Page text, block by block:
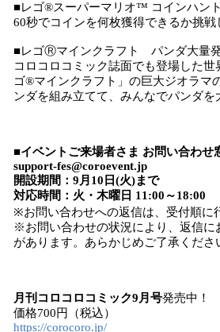
■レゴ®スーパーマリオ™ コインハン
60秒でコインを何枚獲得できるか挑戦
■レゴⓇマインクラフト パンダ大量
コロコロコミック誌面でも登場した
ゴ®マインクラフト」の巨大ジオラマ
ンダを組み立てて、みんなでパンダを
■イベントご来場者さま お問い合わせ
support-fes@coroevent.jp
開設期間：9月10日(火)まで
対応時間：火・木曜日 11:00～18:00
※お問い合わせへの返信は、受付順に
※お問い合わせの状況により、返信に
があります。あらかじめご了承くださ
月刊コロコロコミック9月号発売中！
価格700円（税込）
https://corocoro.jp/